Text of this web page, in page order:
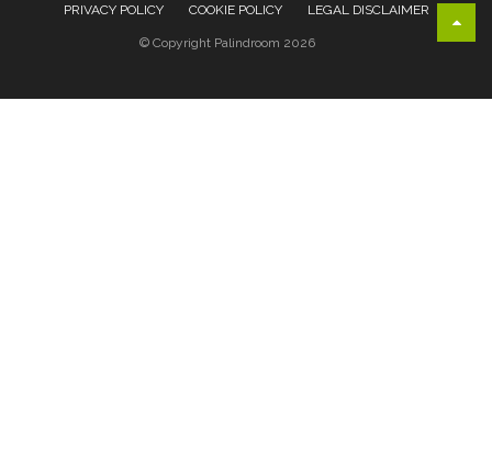
PRIVACY POLICY COOKIE POLICY LEGAL DISCLAIMER
© Copyright Palindroom 2026